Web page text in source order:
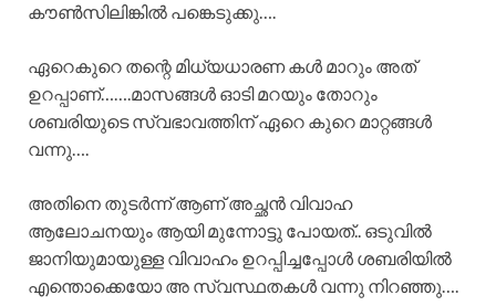
കൗൺസിലിങ്കിൽ പങ്കെടുക്കു….
ഏറെകുറെ തന്റെ മിധ്യധാരണ കൾ മാറും അത്
ഉറപ്പാണ്…….മാസങ്ങൾ ഓടി മറയും തോറും
ശബരിയുടെ സ്വഭാവത്തിന് ഏറെ കുറെ മാറ്റങ്ങൾ
വന്നു….
അതിനെ തുടർന്ന് ആണ് അച്ഛൻ വിവാഹ
ആലോചനയും ആയി മുന്നോട്ടു പോയത്.. ഒടുവിൽ
ജാനിയുമായുള്ള വിവാഹം ഉറപ്പിച്ചപ്പോൾ ശബരിയിൽ
എന്തൊക്കെയോ അ സ്വസ്ഥതകൾ വന്നു നിറഞ്ഞു….